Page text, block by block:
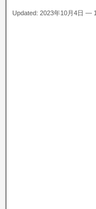
Updated: 2023年10月4日 —